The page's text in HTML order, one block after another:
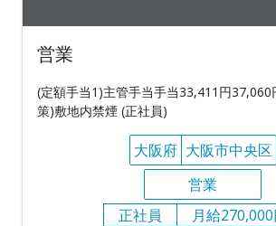
営業
(定額手当1)主管手当手当33,411円37,060
策)敷地内禁煙 (正社員)
大阪府 大阪市中央区
営業
正社員
月給